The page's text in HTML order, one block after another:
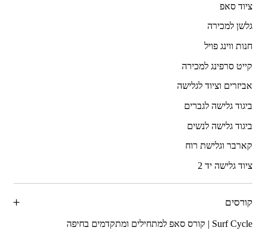
ציוד סאפ
גלשן למכירה
חנות ווינג פויל
קייט סרפינג למכירה
אביזרים וציוד לגלישה
ביגוד גלישה לגברים
ביגוד גלישה לנשים
קארבר וגלישת רוח
ציוד גלישה יד 2
קורסים